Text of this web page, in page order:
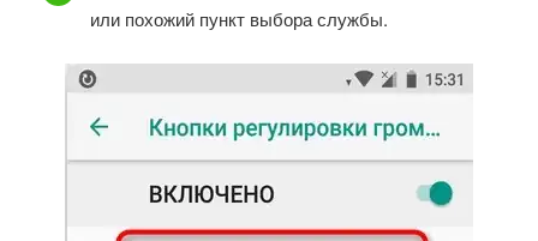
или похожий пункт выбора службы.